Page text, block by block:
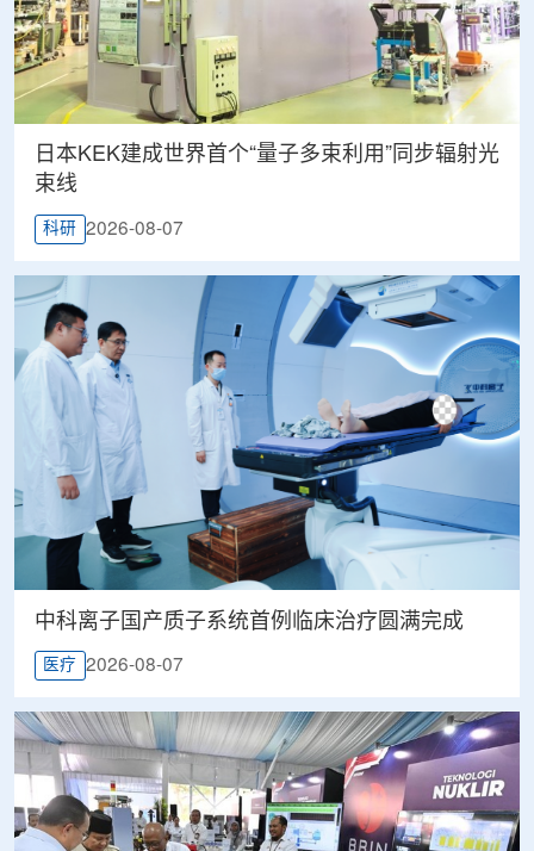
日本KEK建成世界首个“量子多束利用”同步辐射光
束线
科研 2026-08-07
中科离子国产质子系统首例临床治疗圆满完成
医疗 2026-08-07